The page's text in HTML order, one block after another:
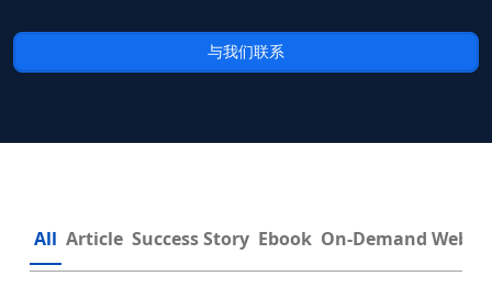
与我们联系
All Article Success Story Ebook On-Demand